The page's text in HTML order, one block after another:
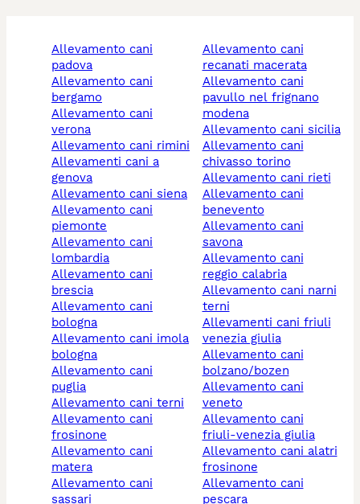
allevamento cani
padova
allevamento cani
bergamo
allevamento cani
verona
allevamento cani rimini
allevamenti cani a
genova
allevamento cani siena
allevamento cani
piemonte
allevamento cani
lombardia
allevamento cani
brescia
allevamento cani
bologna
allevamento cani imola
bologna
allevamento cani
puglia
allevamento cani terni
allevamento cani
frosinone
allevamento cani
matera
allevamento cani
sassari
allevamento cani
recanati macerata
allevamento cani
pavullo nel frignano
modena
allevamento cani sicilia
allevamento cani
chivasso torino
allevamento cani rieti
allevamento cani
benevento
allevamento cani
savona
allevamento cani
reggio calabria
allevamento cani narni
terni
allevamenti cani friuli
venezia giulia
allevamento cani
bolzano/bozen
allevamento cani
veneto
allevamento cani
friuli-venezia giulia
allevamento cani alatri
frosinone
allevamento cani
pescara